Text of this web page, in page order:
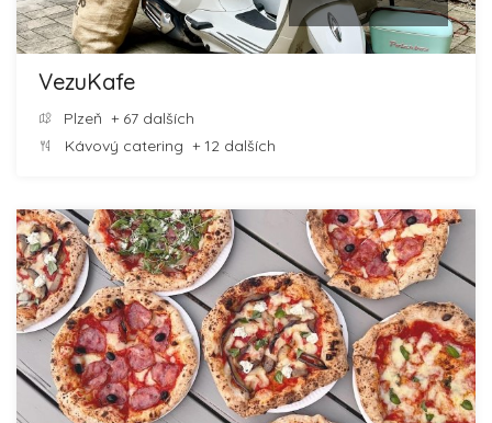
VezuKafe
Plzeň + 67 dalších
Kávový catering + 12 dalších